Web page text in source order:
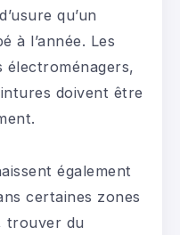
qu’un
à l’année. Les
électroménagers,
doivent être
également
certaines zones
trouver du